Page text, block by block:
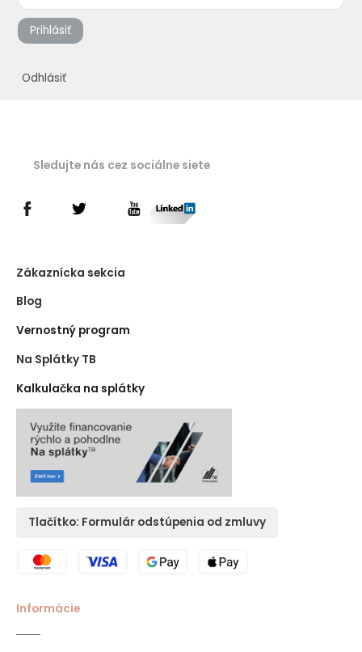
Prihlásiť
Odhlásiť
Sledujte nás cez sociálne siete
Zákaznícka sekcia
Blog
Vernostný program
Na Splátky TB
Kalkulačka na splátky
Tlačítko: Formulár odstúpenia od zmluvy
Informácie